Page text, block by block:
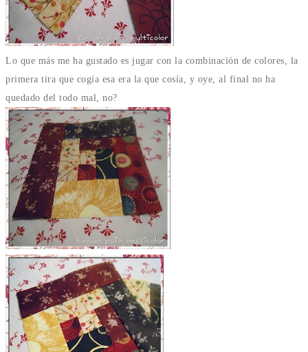
Lo que más me ha gustado es jugar con la combinación de colores, la
primera tira que cogía esa era la que cosía, y oye, al final no ha
quedado del todo mal, no?